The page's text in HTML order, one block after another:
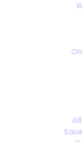
*
Bitte stimmen
Wir nutzen
Sie unten klicken,